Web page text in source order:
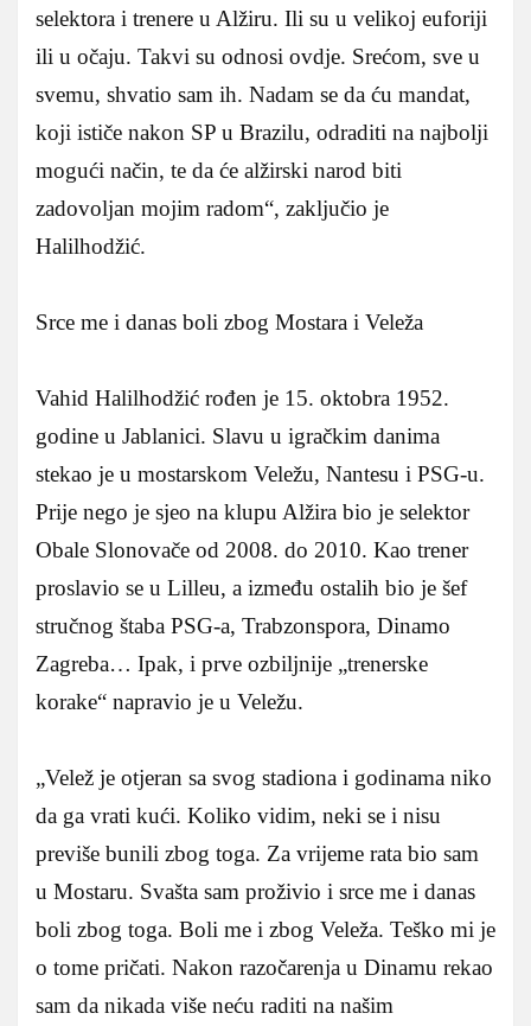
selektora i trenere u Alžiru. Ili su u velikoj euforiji
ili u očaju. Takvi su odnosi ovdje. Srećom, sve u
svemu, shvatio sam ih. Nadam se da ću mandat,
koji ističe nakon SP u Brazilu, odraditi na najbolji
mogući način, te da će alžirski narod biti
zadovoljan mojim radom“, zaključio je
Halilhodžić.
Srce me i danas boli zbog Mostara i Veleža
Vahid Halilhodžić rođen je 15. oktobra 1952.
godine u Jablanici. Slavu u igračkim danima
stekao je u mostarskom Veležu, Nantesu i PSG-u.
Prije nego je sjeo na klupu Alžira bio je selektor
Obale Slonovače od 2008. do 2010. Kao trener
proslavio se u Lilleu, a između ostalih bio je šef
stručnog štaba PSG-a, Trabzonspora, Dinamo
Zagreba… Ipak, i prve ozbiljnije „trenerske
korake“ napravio je u Veležu.
„Velež je otjeran sa svog stadiona i godinama niko
da ga vrati kući. Koliko vidim, neki se i nisu
previše bunili zbog toga. Za vrijeme rata bio sam
u Mostaru. Svašta sam proživio i srce me i danas
boli zbog toga. Boli me i zbog Veleža. Teško mi je
o tome pričati. Nakon razočarenja u Dinamu rekao
sam da nikada više neću raditi na našim